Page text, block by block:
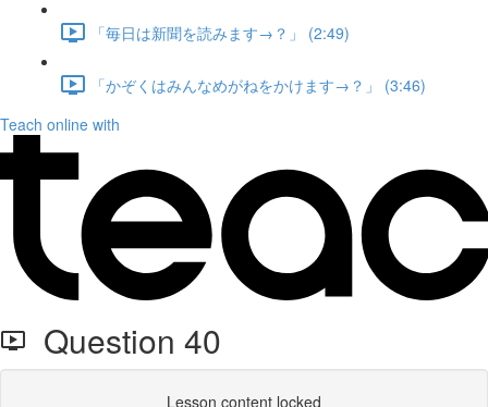
「毎日は新聞を読みます→？」 (2:49)
「かぞくはみんなめがねをかけます→？」 (3:46)
Teach online with
Question 40
Lesson content locked